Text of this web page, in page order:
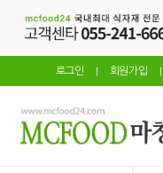
로그인 회원가입